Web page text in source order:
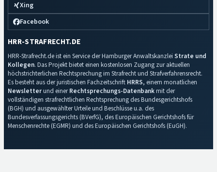
Xing
Facebook
HRR-STRAFRECHT.DE
HRR-Strafrecht.de ist ein Service der Hamburger Anwaltskanzlei Strate und
Kollegen. Das Projekt bietet einen kostenlosen Zugang zur aktuellen
höchstrichterlichen Rechtsprechung im Strafrecht und Strafverfahrensrecht.
Es besteht aus der juristischen Fachzeitschrift HRRS, einem monatlichen
Newsletterund einerRechtsprechungs-Datenbankmit der
vollständigen strafrechtlichen Rechtsprechung des Bundesgerichtshofs
(BGH) und ausgewählter Urteile und Beschlüsse u.a. des
Bundesverfassungsgerichts (BVerfG), des Europäischen Gerichtshofs für
Menschenrechte (EGMR) und des Europäischen Gerichtshofs (EuGH).